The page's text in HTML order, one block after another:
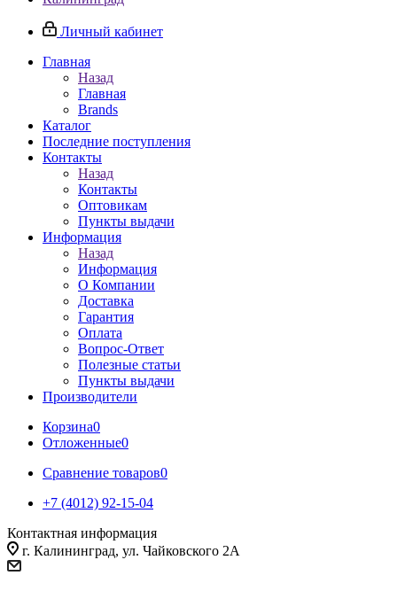
Личный кабинет
Главная
Назад
Главная
Brands
Каталог
Последние поступления
Контакты
Назад
Контакты
Оптовикам
Пункты выдачи
Информация
Назад
Информация
О Компании
Доставка
Гарантия
Оплата
Вопрос-Ответ
Полезные статьи
Пункты выдачи
Производители
Корзина0
Отложенные0
Сравнение товаров0
+7 (4012) 92-15-04
Контактная информация
г. Калининград, ул. Чайковского 2А